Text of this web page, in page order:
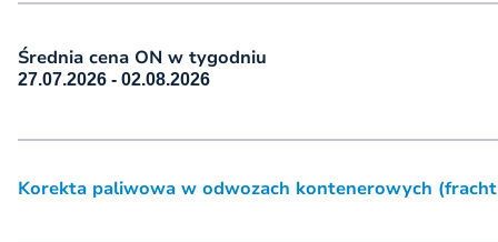
Średnia cena ON w tygodniu
27.07.2026 - 02.08.2026
Korekta paliwowa w odwozach kontenerowych